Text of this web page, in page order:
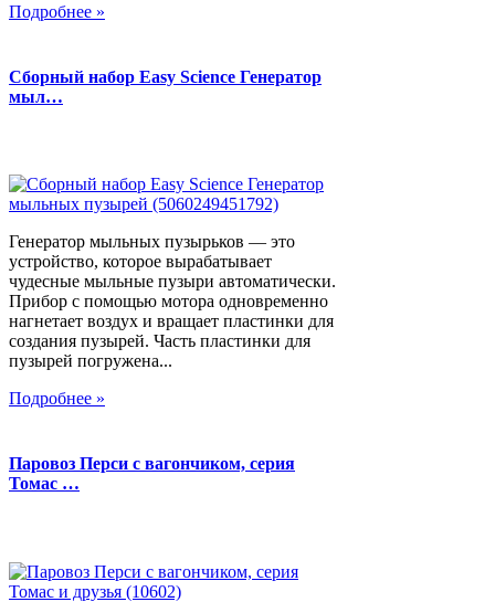
Подробнее »
Сборный набор Easy Science Генератор
мыл…
Генератор мыльных пузырьков — это
устройство, которое вырабатывает
чудесные мыльные пузыри автоматически.
Прибор с помощью мотора одновременно
нагнетает воздух и вращает пластинки для
создания пузырей. Часть пластинки для
пузырей погружена...
Подробнее »
Паровоз Перси с вагончиком, серия
Томас …